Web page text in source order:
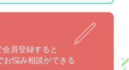
員登録すると
お悩み相談ができる